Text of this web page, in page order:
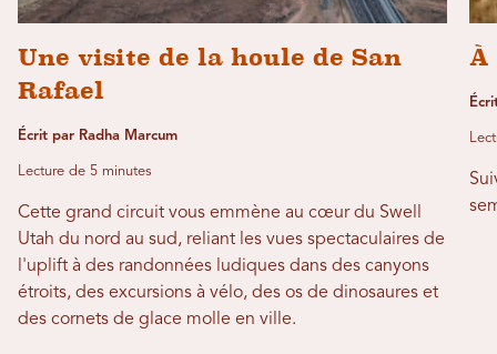
Une visite de la houle de San
Rafael
Écrit par Radha Marcum
Lecture de 5 minutes
Cette grand circuit vous emmène au cœur du Swell
Utah du nord au sud, reliant les vues spectaculaires de
l'uplift à des randonnées ludiques dans des canyons
étroits, des excursions à vélo, des os de dinosaures et
des cornets de glace molle en ville.
À